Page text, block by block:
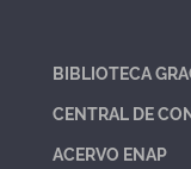
BIBLIOTECA
CENTRAL DE
ACERVO ENAP